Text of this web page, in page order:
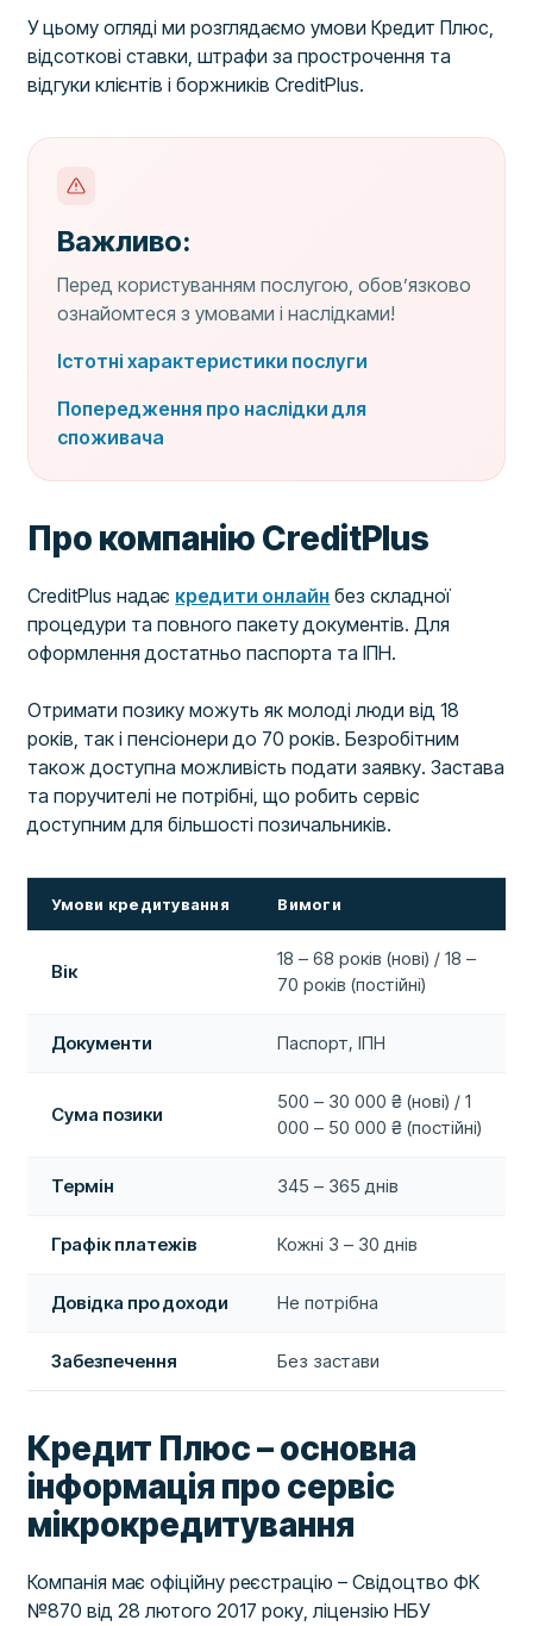
У цьому огляді ми розглядаємо умови Кредит Плюс,
відсоткові ставки, штрафи за прострочення та
відгуки клієнтів і боржників CreditPlus.
Важливо:
Перед користуванням послугою, обов’язково
ознайомтеся з умовами і наслідками!
Істотні характеристики послуги
Попередження про наслідки для
споживача
Про компанію CreditPlus
CreditPlus надає кредити онлайн без складної
процедури та повного пакету документів. Для
оформлення достатньо паспорта та ІПН.
Отримати позику можуть як молоді люди від 18
років, так і пенсіонери до 70 років. Безробітним
також доступна можливість подати заявку. Застава
та поручителі не потрібні, що робить сервіс
доступним для більшості позичальників.
Умови кредитування Вимоги
Вік
18 – 68 років (нові) / 18 –
70 років (постійні)
Документи Паспорт, ІПН
Сума позики
500 – 30 000 ₴ (нові) / 1
000 – 50 000 ₴ (постійні)
Термін 345 – 365 днів
Графік платежів Кожні 3 – 30 днів
Довідка про доходи Не потрібна
Забезпечення Без застави
Кредит Плюс – основна
інформація про сервіс
мікрокредитування
Компанія має офіційну реєстрацію – Свідоцтво ФК
№870 від 28 лютого 2017 року, ліцензію НБУ